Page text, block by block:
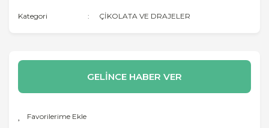
Kategori ÇİKOLATA VE DRAJELER
GELİNCE HABER VER